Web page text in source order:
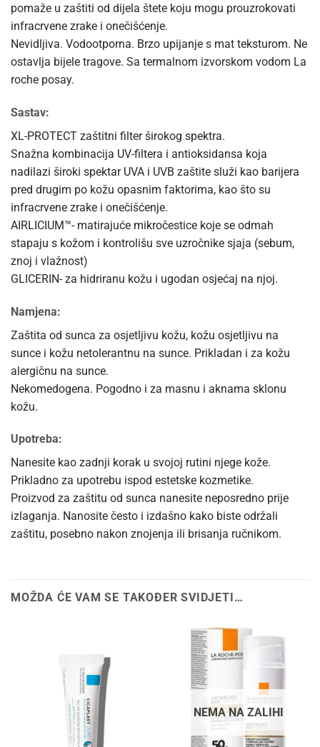
pomaže u zaštiti od dijela štete koju mogu prouzrokovati
infracrvene zrake i onečišćenje.
Nevidljiva. Vodootporna. Brzo upijanje s mat teksturom. Ne
ostavlja bijele tragove. Sa termalnom izvorskom vodom La
roche posay.
Sastav:
XL-PROTECT zaštitni filter širokog spektra.
Snažna kombinacija UV-filtera i antioksidansa koja
nadilazi široki spektar UVA i UVB zaštite služi kao barijera
pred drugim po kožu opasnim faktorima, kao što su
infracrvene zrake i onečišćenje.
AIRLICIUM™- matirajuće mikročestice koje se odmah
stapaju s kožom i kontrolišu sve uzročnike sjaja (sebum,
znoj i vlažnost)
GLICERIN- za hidriranu kožu i ugodan osjećaj na njoj.
Namjena:
Zaštita od sunca za osjetljivu kožu, kožu osjetljivu na
sunce i kožu netolerantnu na sunce. Prikladan i za kožu
alergičnu na sunce.
Nekomedogena. Pogodno i za masnu i aknama sklonu
kožu.
Upotreba:
Nanesite kao zadnji korak u svojoj rutini njege kože.
Prikladno za upotrebu ispod estetske kozmetike.
Proizvod za zaštitu od sunca nanesite neposredno prije
izlaganja. Nanosite često i izdašno kako biste održali
zaštitu, posebno nakon znojenja ili brisanja ručnikom.
MOŽDA ĆE VAM SE TAKOĐER SVIDJETI…
NEMA NA ZALIHI